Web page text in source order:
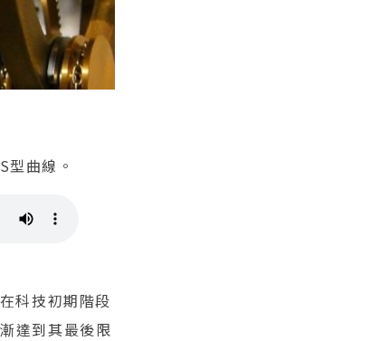
曲線。
科技初期階段
達到其最後限